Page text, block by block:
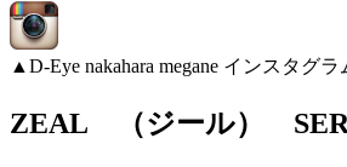
▲D-Eye nakahara megane インスタグラ
ZEAL （ジール）